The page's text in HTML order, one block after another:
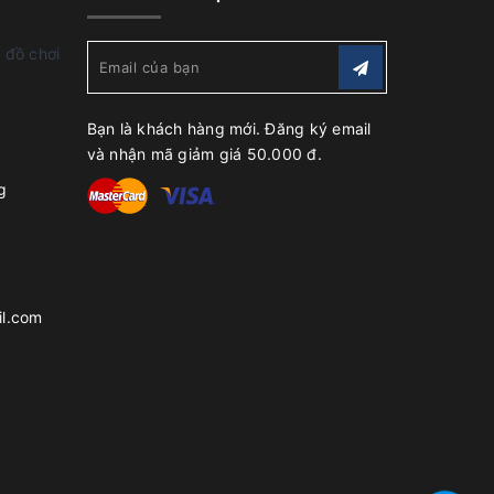
đồ chơi
Bạn là khách hàng mới. Đăng ký email
và nhận mã giảm giá 50.000 đ.